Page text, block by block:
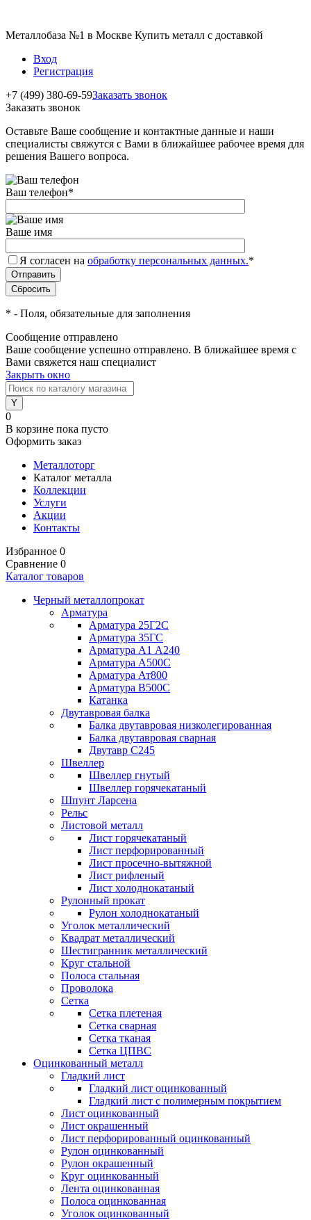
Металлобаза №1 в Москве Купить металл с доставкой
Вход
Регистрация
+7 (499) 380-69-59Заказать звонок
Заказать звонок
Оставьте Ваше сообщение и контактные данные и наши
специалисты свяжутся с Вами в ближайшее рабочее время для
решения Вашего вопроса.
Ваш телефон*
Ваше имя
Я согласен на обработку персональных данных.*
* - Поля, обязательные для заполнения
Сообщение отправлено
Ваше сообщение успешно отправлено. В ближайшее время с
Вами свяжется наш специалист
Закрыть окно
0
В корзине пока пусто
Оформить заказ
Металлоторг
Каталог металла
Коллекции
Услуги
Акции
Контакты
Избранное 0
Сравнение 0
Каталог товаров
Черный металлопрокат
Арматура
Арматура 25Г2С
Арматура 35ГС
Арматура А1 А240
Арматура А500С
Арматура Ат800
Арматура В500С
Катанка
Двутавровая балка
Балка двутавровая низколегированная
Балка двутавровая сварная
Двутавр С245
Швеллер
Швеллер гнутый
Швеллер горячекатаный
Шпунт Ларсена
Рельс
Листовой металл
Лист горячекатаный
Лист перфорированный
Лист просечно-вытяжной
Лист рифленый
Лист холоднокатаный
Рулонный прокат
Рулон холоднокатаный
Уголок металлический
Квадрат металлический
Шестигранник металлический
Круг стальной
Полоса стальная
Проволока
Сетка
Сетка плетеная
Сетка сварная
Сетка тканая
Сетка ЦПВС
Оцинкованный металл
Гладкий лист
Гладкий лист оцинкованный
Гладкий лист с полимерным покрытием
Лист оцинкованный
Лист окрашенный
Лист перфорированный оцинкованный
Рулон оцинкованный
Рулон окрашенный
Круг оцинкованный
Лента оцинкованная
Полоса оцинкованная
Уголок оцинкованный